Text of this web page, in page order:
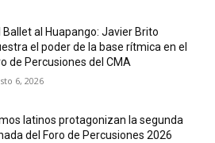
Ballet al Huapango: Javier Brito
el poder de la base rítmica en el
de Percusiones del CMA
6, 2026
latinos protagonizan la segunda
del Foro de Percusiones 2026